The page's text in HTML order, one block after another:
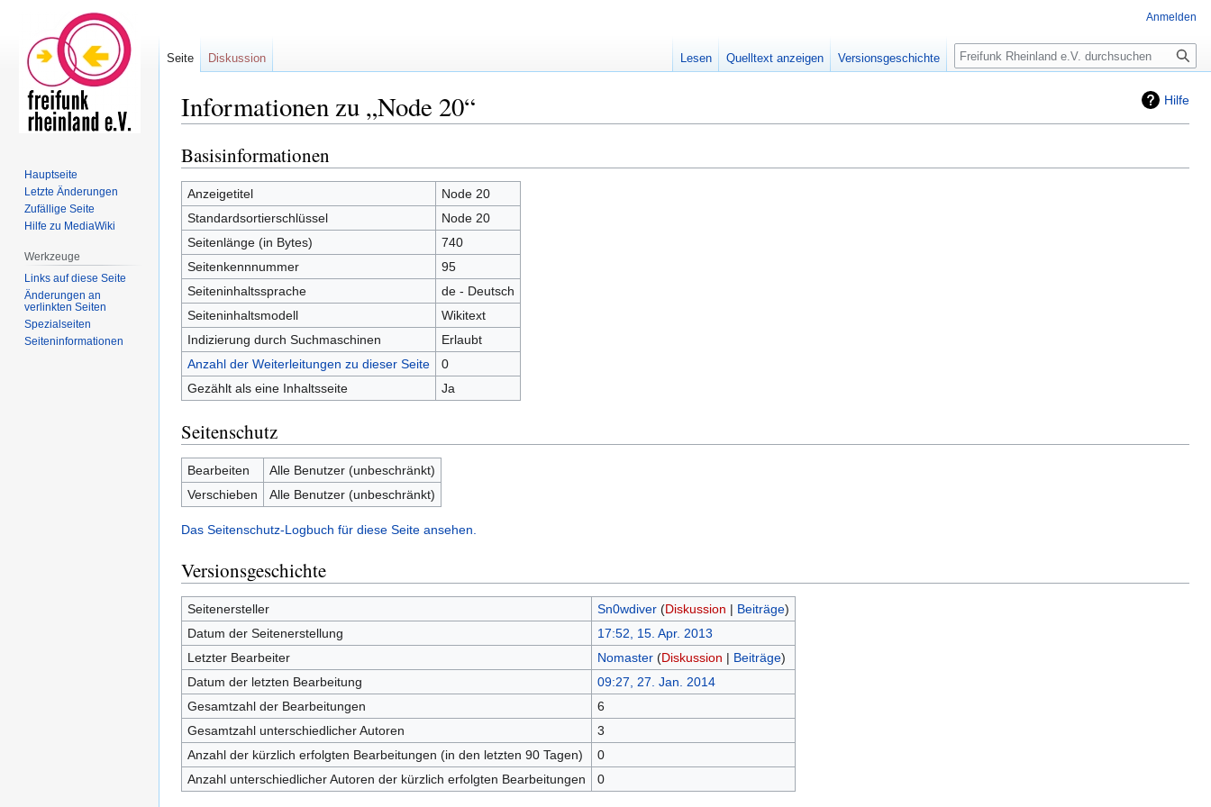
Hilfe
Informationen zu „Node 20“
Zur
Navigation
springen
Zur
Suche
springen
Basisinformationen
Anzeigetitel
Node 20
Standardsortierschlüssel
Node 20
Seitenlänge (in Bytes)
740
Seitenkennnummer
95
Seiteninhaltssprache
de - Deutsch
Seiteninhaltsmodell
Wikitext
Indizierung durch Suchmaschinen
Erlaubt
Anzahl der Weiterleitungen zu dieser Seite
0
Gezählt als eine Inhaltsseite
Ja
Seitenschutz
Bearbeiten
Alle Benutzer (unbeschränkt)
Verschieben
Alle Benutzer (unbeschränkt)
Das Seitenschutz-Logbuch für diese Seite ansehen.
Versionsgeschichte
Seitenersteller Sn0wdiver (Diskussion | Beiträge)
Datum der Seitenerstellung
17:52, 15. Apr. 2013
Letzter Bearbeiter
Nomaster (Diskussion | Beiträge)
Datum der letzten Bearbeitung
09:27, 27. Jan. 2014
Gesamtzahl der Bearbeitungen
6
Gesamtzahl unterschiedlicher Autoren
3
Anzahl der kürzlich erfolgten Bearbeitungen (in den letzten 90 Tagen)
0
Anzahl unterschiedlicher Autoren der kürzlich erfolgten Bearbeitungen
0
Anmelden
Seite Diskussion Lesen Quelltext anzeigen Versionsgeschichte Suche
Hauptseite
Letzte Änderungen
Zufällige Seite
Hilfe zu MediaWiki
Werkzeuge
Links auf diese Seite
Änderungen an
verlinkten Seiten
Spezialseiten
Seiten­informationen